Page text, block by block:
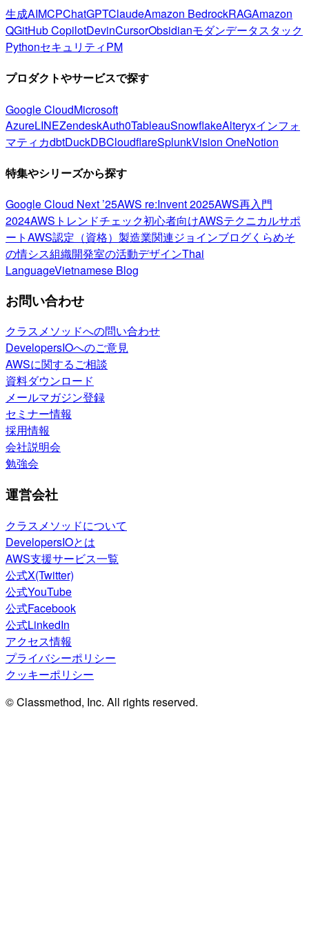
生成AIMCPChatGPTClaudeAmazon BedrockRAGAmazon
QGitHub CopilotDevinCursorObsidianモダンデータスタック
PythonセキュリティPM
プロダクトやサービスで探す
Google CloudMicrosoft
AzureLINEZendeskAuth0TableauSnowflakeAlteryxインフォ
マティカdbtDuckDBCloudflareSplunkVision OneNotion
特集やシリーズから探す
Google Cloud Next ’25AWS re:Invent 2025AWS再入門
2024AWSトレンドチェック初心者向けAWSテクニカルサポ
ートAWS認定（資格） 製造業関連ジョインブログくらめそ
の情シス組織開発室の活動デザインThai
LanguageVietnamese Blog
お問い合わせ
クラスメソッドへの問い合わせ
DevelopersIOへのご意見
AWSに関するご相談
資料ダウンロード
メールマガジン登録
セミナー情報
採用情報
会社説明会
勉強会
運営会社
クラスメソッドについて
DevelopersIOとは
AWS支援サービス一覧
公式X(Twitter)
公式YouTube
公式Facebook
公式LinkedIn
アクセス情報
プライバシーポリシー
クッキーポリシー
© Classmethod, Inc. All rights reserved.